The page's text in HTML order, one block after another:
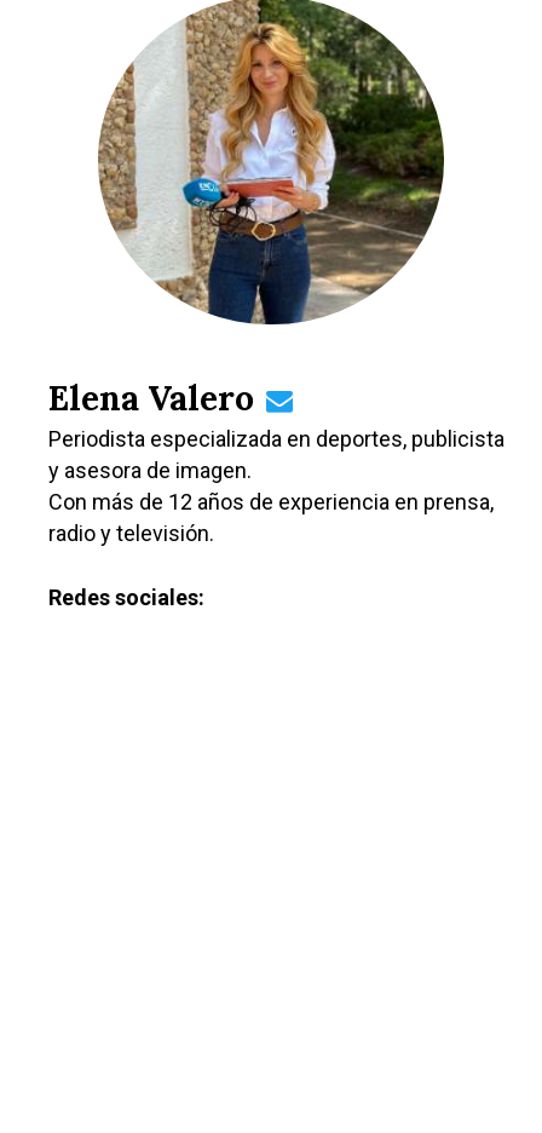
Elena Valero
Periodista especializada en deportes, publicista
y asesora de imagen.
Con más de 12 años de experiencia en prensa,
radio y televisión.
Redes sociales:
Sucesos
Medio Ambiente
Planeta Rural
Especiales
Política
Galerías